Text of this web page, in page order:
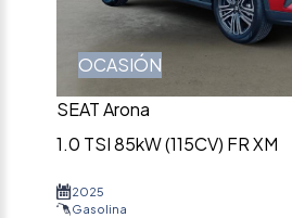
OCASIÓN
SEAT Arona
1.0 TSI 85kW (115CV) FR XM
2025
Gasolina